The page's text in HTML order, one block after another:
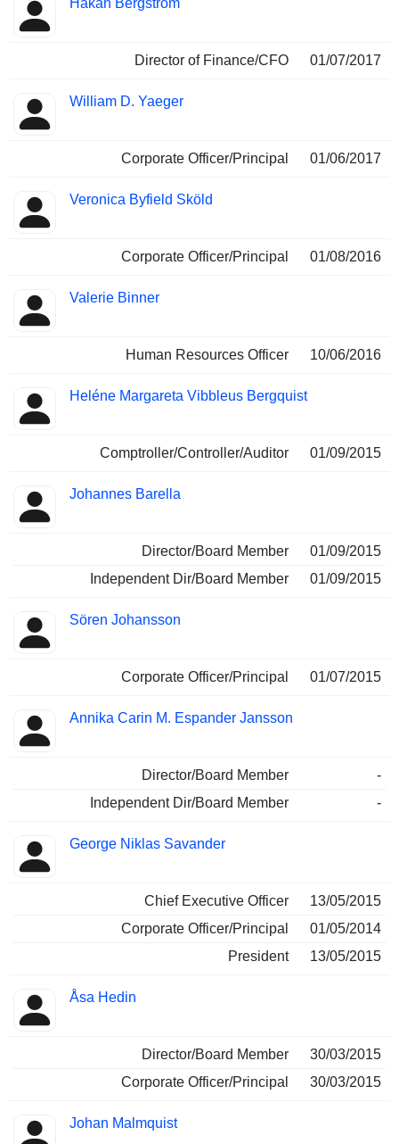
Håkan Bergström
Director of Finance/CFO 01/07/2017
William D. Yaeger
Corporate Officer/Principal 01/06/2017
Veronica Byfield Sköld
Corporate Officer/Principal 01/08/2016
Valerie Binner
Human Resources Officer 10/06/2016
Heléne Margareta Vibbleus Bergquist
Comptroller/Controller/Auditor 01/09/2015
Johannes Barella
Director/Board Member
01/09/2015
Independent Dir/Board Member
01/09/2015
Sören Johansson
Corporate Officer/Principal 01/07/2015
Annika Carin M. Espander Jansson
Director/Board Member
-
Independent Dir/Board Member
-
George Niklas Savander
Chief Executive Officer
13/05/2015
Corporate Officer/Principal
01/05/2014
President
13/05/2015
Åsa Hedin
Director/Board Member
30/03/2015
Corporate Officer/Principal
30/03/2015
Johan Malmquist